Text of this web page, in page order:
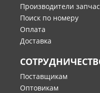
Производители
Поиск по номеру
Оплата
Доставка
Поставщикам
Оптовикам